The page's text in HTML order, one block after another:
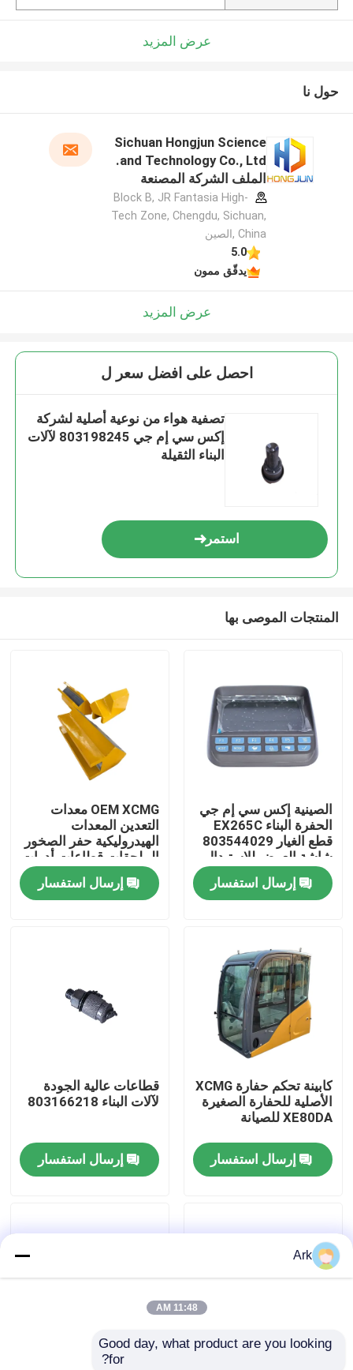
المنتجات
حول بنا
جولة في المعمل
ضبط الجودة
اتصل بنا
طلب اقتباس
عرض المزيد
حول نا
Sichuan Hongjun Science
and Technology Co., Ltd.
الملف الشركة المصنعة
Block B, JR Fantasia High-
Tech Zone, Chengdu, Sichuan,
China ,الصين
5.0
يدقّق ممون
عرض المزيد
احصل على افضل سعر ل
تصفية هواء من نوعية أصلية لشركة
إكس سي إم جي 803198245 لآلات
البناء الثقيلة
استمر
المنتجات الموصى بها
الصينية إكس سي إم جي
الحفرة البناء EX265C
قطع الغيار 803544029
شاشة العرض للاستبدال
إرسال استفسار
OEM XCMG معدات
التعدين المعدات
الهيدروليكية حفر الصخور
الملحقات قطاعات أدوات
الحفر 413480383
413480377
413480387
إرسال استفسار
كابينة تحكم حفارة XCMG
الأصلية للحفارة الصغيرة
XE80DA للصيانة
إرسال استفسار
قطاعات عالية الجودة
لآلات البناء 803166218
إرسال استفسار
تصفية هواء من نوعية
Ark
11:48 AM
Good day, what product are you looking
for?